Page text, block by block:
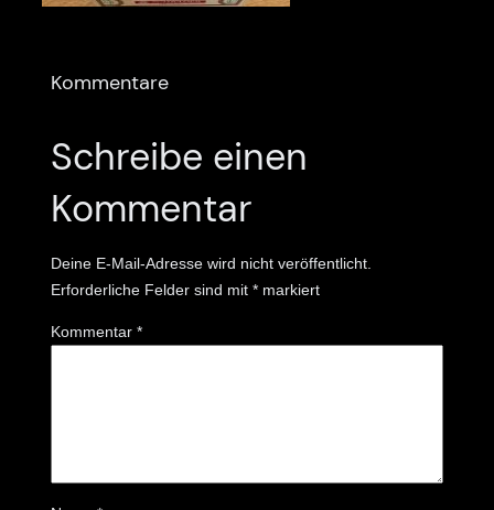
Kommentare
Schreibe einen
Kommentar
Deine E-Mail-Adresse wird nicht veröffentlicht.
Erforderliche Felder sind mit * markiert
Kommentar *